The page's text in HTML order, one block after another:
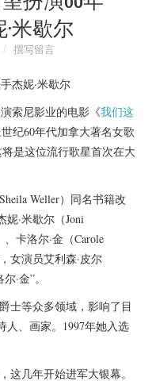
米歇尔
撰写留言
索尼影业的电影《我们这
纪60年代加拿大著名女歌
将是这位流行歌星首次在大
Weller）同名书籍改
·米歇尔（Joni
卡洛尔·金（Carole
女演员艾利森·皮尔
·金”。
士等众多领域，影响了目
人、画家。1997年她入选
这几年开始进军大银幕。